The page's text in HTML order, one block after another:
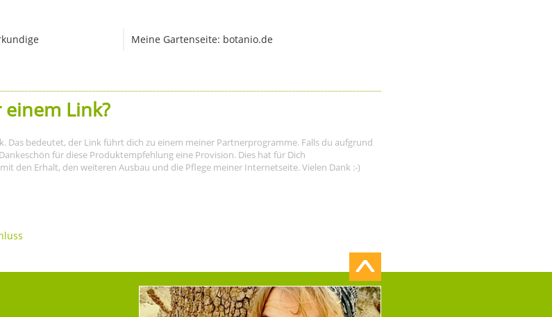
Meine Gartenseite: botanio.de
Link?
Das bedeutet, der Link führt dich zu einem meiner Partnerprogramme. Falls du aufgrund
für diese Produktempfehlung eine Provision. Dies hat für Dich
den Erhalt, den weiteren Ausbau und die Pflege meiner Internetseite. Vielen Dank :-)